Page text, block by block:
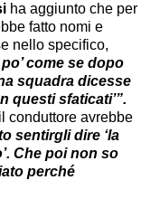
ha aggiunto che per
fatto nomi e
nello specifico,
po’ come se dopo
squadra dicesse
questi sfaticati’”.
conduttore avrebbe
sentirgli dire ‘la
Che poi non so
perché